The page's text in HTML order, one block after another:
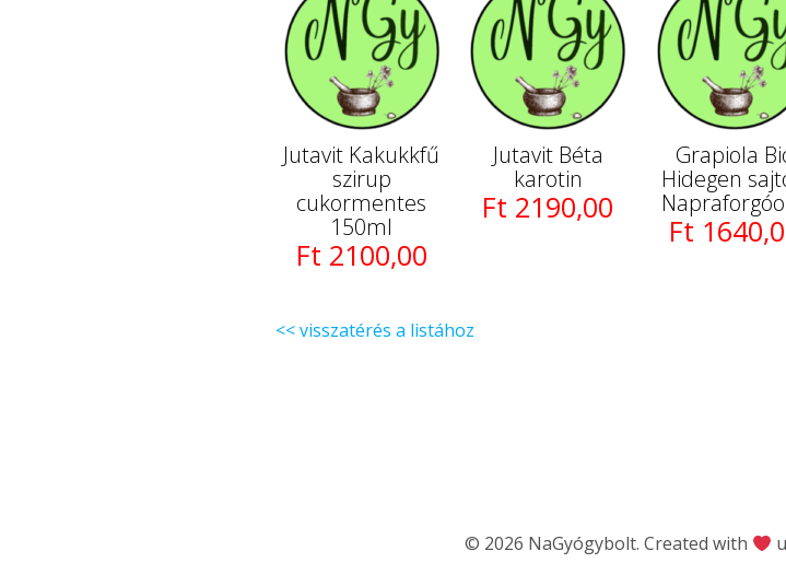
Jutavit Kakukkfű
szirup
cukormentes
150ml
Ft 2100,00
Jutavit Béta
karotin
Ft 2190,00
Grapiola
Hidegen
Ft
<< visszatérés a listához
© 2026 NaGyógybolt. Created with